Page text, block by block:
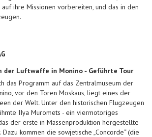
auf ihre Missionen vorbereiten, und das in den
der Luftwaffe in Monino - Geführte Tour
das Programm auf das Zentralmuseum der
vor den Toren Moskaus, liegt eines der
der Welt. Unter den historischen Flugzeugen
IIya Muromets - ein viermotoriges
der erste in Massenproduktion hergestellte
kommen die sowjetische „Concorde“ (die